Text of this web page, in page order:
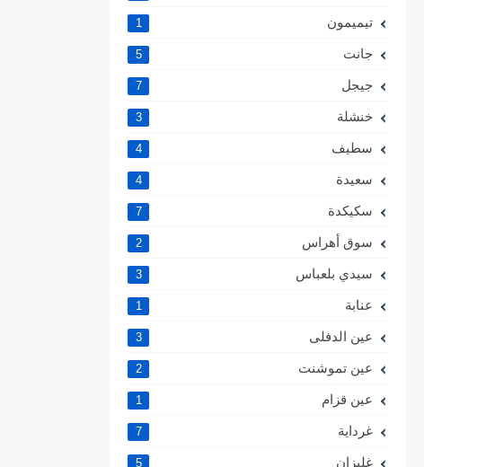
تيميمون 1
جانت 5
جيجل 7
خنشلة 3
سطيف 4
سعيدة 4
سكيكدة 7
سوق أهراس 2
سيدي بلعباس 3
عنابة 1
عين الدفلى 3
عين تموشنت 2
عين قزام 1
غرداية 7
غليزان 5